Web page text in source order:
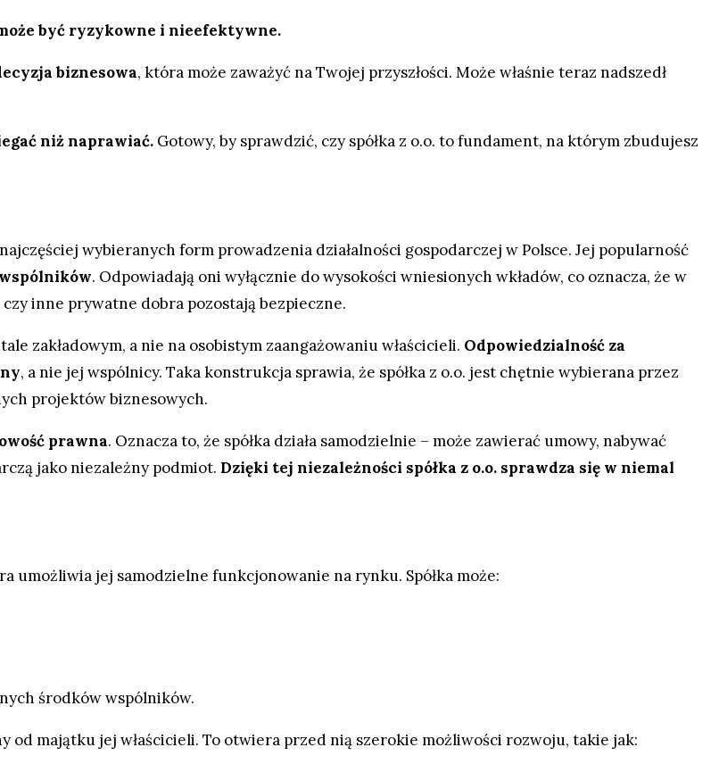
być ryzykowne i nieefektywne.
biznesowa, która może zaważyć na Twojej przyszłości. Może właśnie teraz nadszedł
niż naprawiać. Gotowy, by sprawdzić, czy spółka z o.o. to fundament, na którym zbudujesz
wybieranych form prowadzenia działalności gospodarczej w Polsce. Jej popularność
. Odpowiadają oni wyłącznie do wysokości wniesionych wkładów, co oznacza, że w
inne prywatne dobra pozostają bezpieczne.
zakładowym, a nie na osobistym zaangażowaniu właścicieli. Odpowiedzialność za
, a nie jej wspólnicy. Taka konstrukcja sprawia, że spółka z o.o. jest chętnie wybierana przez
projektów biznesowych.
prawna. Oznacza to, że spółka działa samodzielnie – może zawierać umowy, nabywać
jako niezależny podmiot. Dzięki tej niezależności spółka z o.o. sprawdza się w niemal
umożliwia jej samodzielne funkcjonowanie na rynku. Spółka może:
środków wspólników.
od majątku jej właścicieli. To otwiera przed nią szerokie możliwości rozwoju, takie jak: